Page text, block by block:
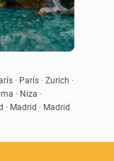
· París · Zurich ·
· Niza ·
· Madrid · Madrid